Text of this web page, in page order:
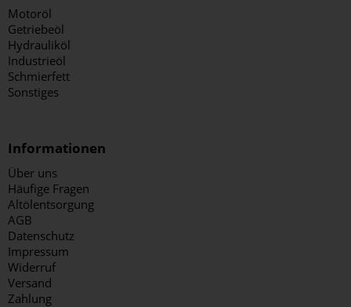
Motoröl
Getriebeöl
Hydrauliköl
Industrieöl
Schmierfett
Sonstiges
Informationen
Über uns
Häufige Fragen
Altölentsorgung
AGB
Datenschutz
Impressum
Widerruf
Versand
Zahlung